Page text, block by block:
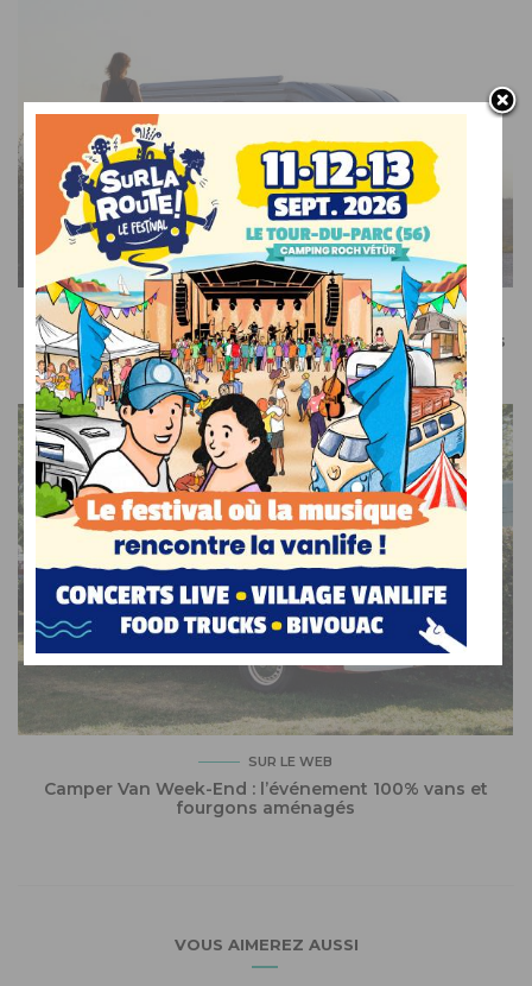
SUR LE WEB
Recevez le meilleur de l’actualité du camping-car dans
votre boîte mail
SUR LE WEB
Camper Van Week-End : l’événement 100% vans et
fourgons aménagés
VOUS AIMEREZ AUSSI